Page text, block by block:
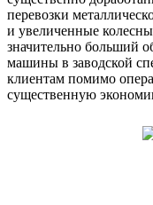
перевозки
и увеличенные
значительно больший
машины в заводской
клиентам помимо
существенную